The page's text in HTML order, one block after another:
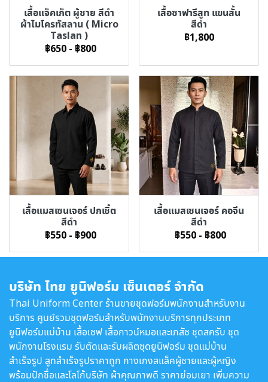
เสื้อแจ็คเก็ต ผู้ชาย สีดำ
ผ้าไมโครทัสลาน ( Micro
Taslan )
฿650 - ฿800
เสื้อซาฟารีสูท แขนสั้น
สีดำ
฿1,800
เสื้อแมสเซนเจอร์ ปกเชิ้ต
สีดำ
฿550 - ฿900
เสื้อแมสเซนเจอร์ คอจีน
สีดำ
฿550 - ฿800
บริษัท ไทย ยูนิฟอร์ม เซ็นเตอร์ จำกัด
Thai Uniform Center ร้านขายชุดฟอร์มพนักงานสำหรับงาน
บริการ ศูนย์รวมชุดฟอร์มสำหรับพนักงานบริการทุกประเภท
ยูนิฟอร์มแม่บ้าน เสื้อเชฟ เสื้อกาวน์หมอและเภสัช ชุดสครับ ชุด
พนักงานโรงแรม รับตัดและรับผลิตชุดยูนิฟอร์ม ชุดแม่บ้าน
สำเร็จรูป สูทสำเร็จรูปราคาถูก กางเกงสแล็คผู้ชายและผู้หญิง
พร้อมปักชื่อและโลโก้บริษัท ผ้าคุณภาพดี ราคาย่อมเยา เพิ่มความ